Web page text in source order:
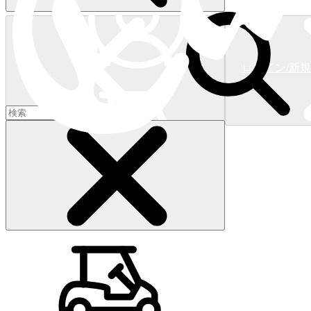
ログイン/新
ショッピングカート 0)